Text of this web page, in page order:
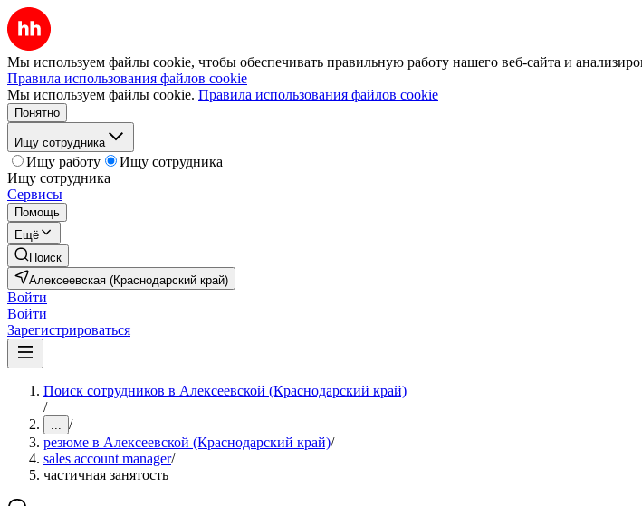
Мы используем файлы cookie, чтобы обеспечивать правильную работу нашего веб-сайта и
Правила использования файлов cookie
Мы используем файлы cookie. Правила использования файлов cookie
Понятно
Ищу сотрудника
Ищу работу
Ищу сотрудника
Ищу сотрудника
Сервисы
Помощь
Ещё
Поиск
Алексеевская (Краснодарский край)
Войти
Войти
Зарегистрироваться
Поиск сотрудников в Алексеевской (Краснодарский край)
/
... /
резюме в Алексеевской (Краснодарский край)/
sales account manager/
частичная занятость